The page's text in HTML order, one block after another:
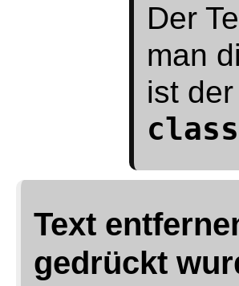
Der
man
ist
Text
gedrückt